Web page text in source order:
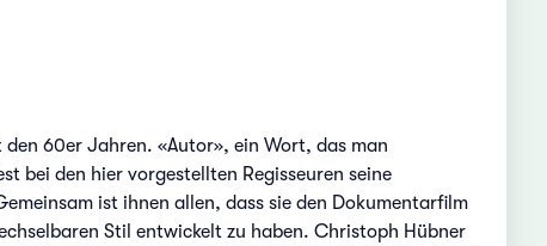
60er Jahren. «Autor», ein Wort, das man
bei den hier vorgestellten Regisseuren seine
ist ihnen allen, dass sie den Dokumentarfilm
Stil entwickelt zu haben. Christoph Hübner